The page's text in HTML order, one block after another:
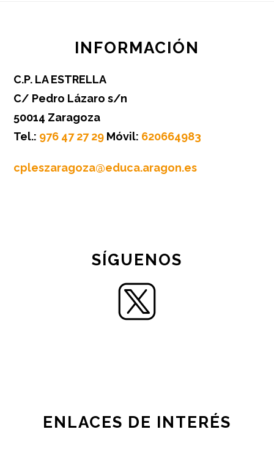
INFORMACIÓN
C.P. LA ESTRELLA
C/ Pedro Lázaro s/n
50014 Zaragoza
Tel.: 976 47 27 29 Móvil: 620664983
cpleszaragoza@educa.aragon.es
SÍGUENOS
ENLACES DE INTERÉS